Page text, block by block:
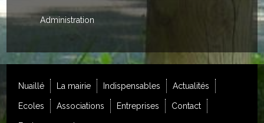
Commerces
Hotels/Restaurants
Garages
Administration
Nuaillé La mairie Indispensables Actualités
Ecoles Associations Entreprises Contact